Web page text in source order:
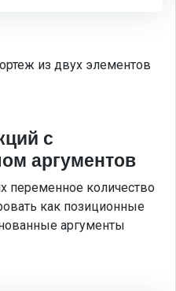
из двух элементов
с
аргументов
количество
как позиционные
аргументы